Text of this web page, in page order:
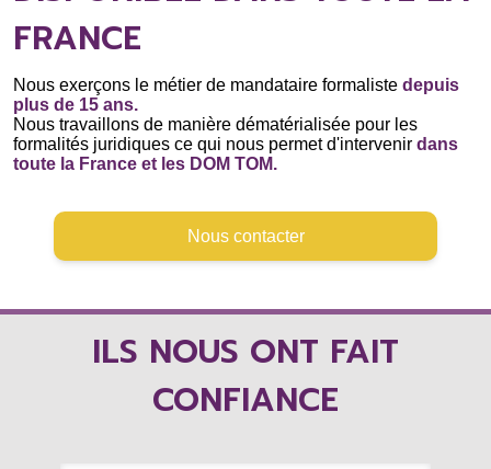
FRANCE
Nous exerçons le métier de mandataire formaliste depuis
plus de 15 ans.
Nous travaillons de manière dématérialisée pour les
formalités juridiques ce qui nous permet d'intervenir dans
toute la France et les DOM TOM.
Nous contacter
ILS NOUS ONT FAIT
CONFIANCE